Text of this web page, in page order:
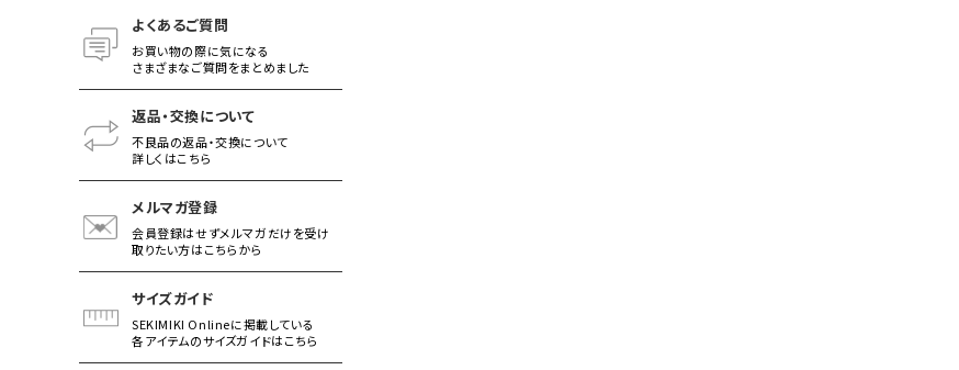
よくあるご質問
お買い物の際に気になる
さまざまなご質問をまとめました
返品・交換について
不良品の返品・交換について
詳しくはこちら
メルマガ登録
会員登録はせずメルマガだけを受け
取りたい方はこちらから
サイズガイド
SEKIMIKI Onlineに掲載している
各アイテムのサイズガイドはこちら